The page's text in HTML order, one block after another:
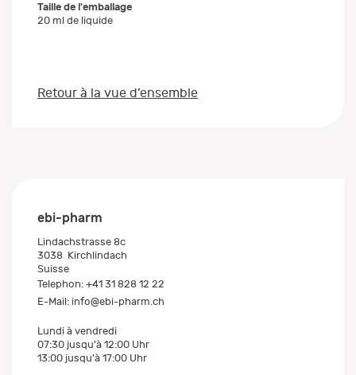
Taille de l'emballage
20 ml de liquide
Retour à la vue d’ensemble
ebi-pharm
Lindachstrasse 8c
3038 Kirchlindach
Suisse
Telephon: +41 31 828 12 22
E-Mail: info@ebi-pharm.ch
Lundi à vendredi
07:30 jusqu'à 12:00 Uhr
13:00 jusqu'à 17:00 Uhr